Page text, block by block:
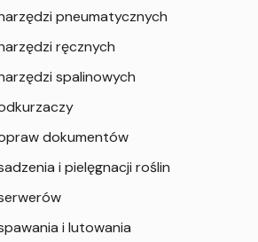
pneumatycznych
ręcznych
spalinowych
dokumentów
i pielęgnacji roślin
i lutowania